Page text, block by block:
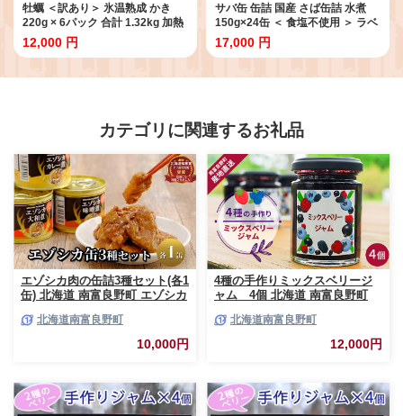
牡蠣 ＜訳あり＞ 氷温熟成 かき
220g × 6パック 合計 1.32kg 加熱
用 牡蠣むき身 小分け むき身 むき
牡蠣 カキ オイスター 濃厚 冷凍か
冷凍カキ かき 牡蠣 海鮮 魚介 貝類
12,000 円
サバ缶 缶詰 国産 さば缶詰 水煮
150g×24缶 ＜ 食塩不使用 ＞ ラベ
ルレスサバ缶 サバ缶詰 さば水煮
鯖 さば サバ saba さば缶 鯖缶 ラ
ングストック 缶詰 保存食 キャン
せる缶詰 宮城県 石巻市 石巻 宮城
防災減災
17,000 円
カテゴリに関連するお礼品
エゾシカ肉の缶詰3種セット(各1
缶) 北海道 南富良野町 エゾシカ
合せ ジビエ 加工品 北海道産 国
産 おつまみ おかず 高たんぱく
低脂肪 鉄分 カレー 味噌 食べや
北海道南富良野町
10,000円
4種の手作りミックスベリージ
ャム 4個 北海道 南富良野町
合せ ブルーベリー てんさい糖
酸味 甘味 香り 甘酸っぱい 美味
北海道南富良野町
12,000円